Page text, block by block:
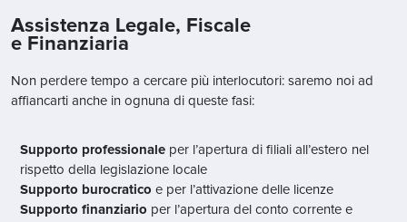
Assistenza Legale, Fiscale
e Finanziaria
Non perdere tempo a cercare più interlocutori: saremo noi ad
affiancarti anche in ognuna di queste fasi:
Supporto professionale per l’apertura di filiali all’estero nel
rispetto della legislazione locale
Supporto burocratico e per l’attivazione delle licenze
Supporto finanziario per l’apertura del conto corrente e